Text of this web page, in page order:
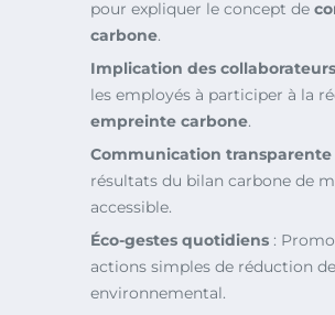
pour expliquer le concept de
carbone.
Implication des collaborateurs
les employés à participer à la
empreinte carbone.
Communication transparente
résultats du bilan carbone de
accessible.
Éco-gestes quotidiens :
actions simples de réduction
environnemental.